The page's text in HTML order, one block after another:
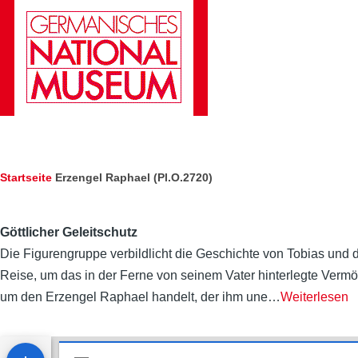
Direkt zum Inhalt
Pfadnavigation
Startseite Erzengel Raphael (Pl.O.2720)
Göttlicher Geleitschutz
Die Figurengruppe verbildlicht die Geschichte von Tobias
Reise, um das in der Ferne von seinem Vater hinterlegte
um den Erzengel Raphael handelt, der ihm une…Weiterlesen
M